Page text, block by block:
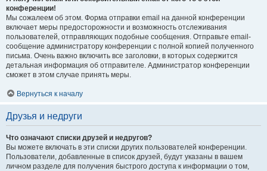
конференции!
Мы сожалеем об этом. Форма отправки email на данной конференции
включает меры предосторожности и возможность отслеживания
пользователей, отправляющих подобные сообщения. Отправьте email-
сообщение администратору конференции с полной копией полученного
письма. Очень важно включить все заголовки, в которых содержится
детальная информация об отправителе. Администратор конференции
сможет в этом случае принять меры.
Вернуться к началу
Друзья и недруги
Что означают списки друзей и недругов?
Вы можете включать в эти списки других пользователей конференции.
Пользователи, добавленные в список друзей, будут указаны в вашем
личном разделе для получения быстрого доступа к информации о том,